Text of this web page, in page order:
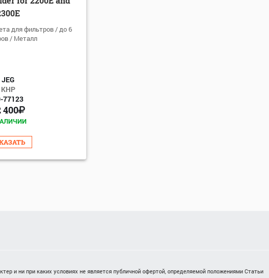
для фильтров / до 6
/ Металл
JEG
КНР
77123
400
и ни при каких условиях не является публичной офертой, определяемой положениями Статьи